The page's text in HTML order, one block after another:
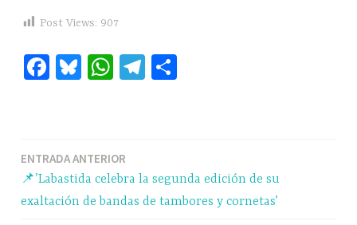
Post Views: 907
Fa Bl W
pp
Te
m rti
r
Navegación
ENTRADA ANTERIOR
📌’Labastida celebra la segunda edición de su
exaltación de bandas de tambores y cornetas’